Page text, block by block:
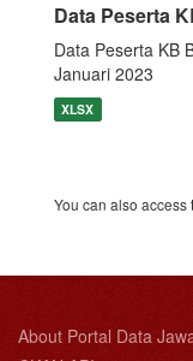
Data Peserta
Data Peserta KB
Januari 2023
XLSX
You can also access
About Portal Data